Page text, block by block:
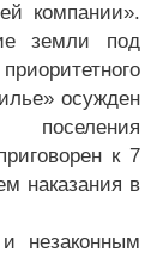
компании».
земли под
осужден
поселения
к 7
наказания в
незаконным